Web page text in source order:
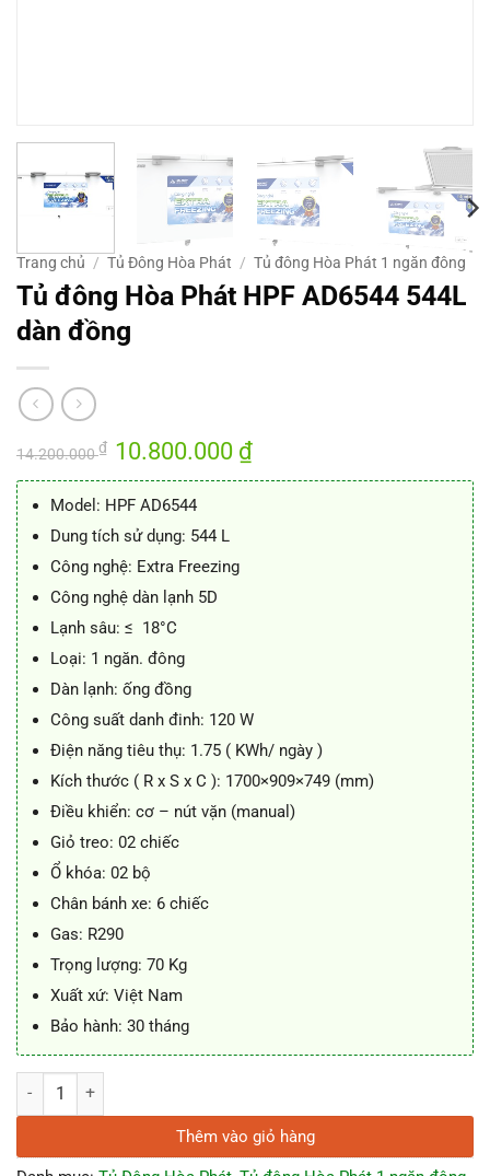
Trang chủ / Tủ Đông Hòa Phát / Tủ đông Hòa Phát 1 ngăn đông
Tủ đông Hòa Phát HPF AD6544 544L
dàn đồng
14.200.000₫ Giá
gốc
là:
10.800.000 ₫Giá
tại
Model: HPF AD6544
Dung tích sử dụng: 544 L
Công nghệ: Extra Freezing
Công nghệ dàn lạnh 5D
Lạnh sâu: ≤ ­ 18°C
Loại: 1 ngăn. đông
Dàn lạnh: ống đồng
Công suất danh đinh: 120 W
Điện năng tiêu thụ: 1.75 ( KWh/ ngày )
Kích thước ( R x S x C ): 1700×909×749 (mm)
Điều khiển: cơ – nút vặn (manual)
Giỏ treo: 02 chiếc
Ổ khóa: 02 bộ
Chân bánh xe: 6 chiếc
Gas: R290
Trọng lượng: 70 Kg
Xuất xứ: Việt Nam
Bảo hành: 30 tháng
Tủ đông Hòa Phát HPF AD6544 544L dàn đồng số lượng
Thêm vào giỏ hàng